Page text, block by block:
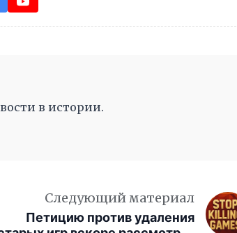
в истории.
Следующий материал
Петицию против удаления